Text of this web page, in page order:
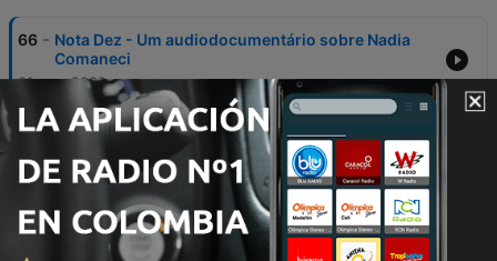
66 - Nota Dez - Um audiodocumentário sobre Nadia
Comaneci
31 mar. 2022
65 - Beijing on Ice #16 - O último dia de Pequim-2022
Beijing on Ice #15 - Mais dois nomes para o
Olimpo
19 feb. 2022